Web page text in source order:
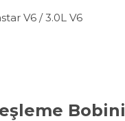
V6 / 3.0L V6
Bobini